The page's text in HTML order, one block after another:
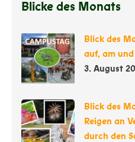
Blicke des Monats
Blick des
auf, am
3. August
Blick des
Reigen an
durch den